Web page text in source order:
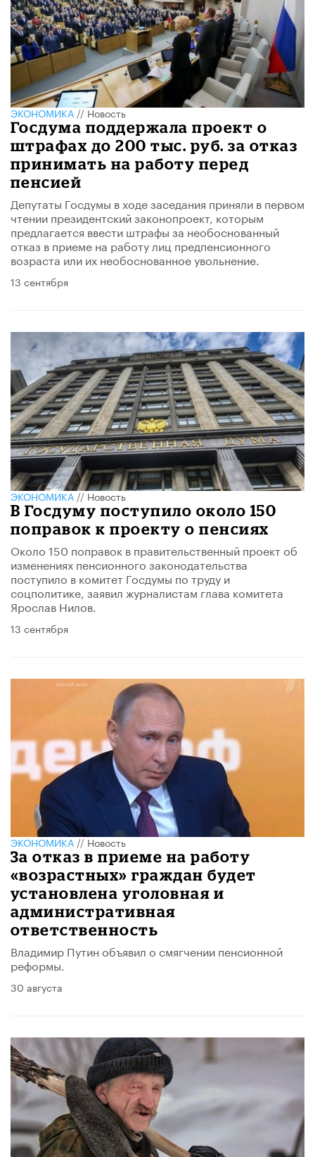
ЭКОНОМИКА//Новость
Госдума поддержала проект о
штрафах до 200 тыс. руб. за отказ
принимать на работу перед
пенсией
Депутаты Госдумы в ходе заседания приняли в первом
чтении президентский законопроект, которым
предлагается ввести штрафы за необоснованный
отказ в приеме на работу лиц предпенсионного
возраста или их необоснованное увольнение.
13 сентября
ЭКОНОМИКА//Новость
В Госдуму поступило около 150
поправок к проекту о пенсиях
Около 150 поправок в правительственный проект об
изменениях пенсионного законодательства
поступило в комитет Госдумы по труду и
соцполитике, заявил журналистам глава комитета
Ярослав Нилов.
13 сентября
ЭКОНОМИКА//Новость
За отказ в приеме на работу
«возрастных» граждан будет
установлена уголовная и
административная
ответственность
Владимир Путин объявил о смягчении пенсионной
реформы.
30 августа